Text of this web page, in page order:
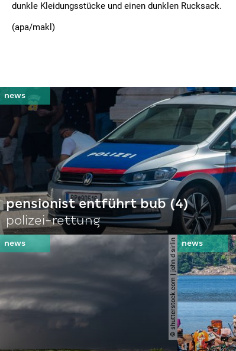
dunkle Kleidungsstücke und einen dunklen Rucksack.
(apa/makl)
pensionist entführt bub (4)
polizei-rettung
© shutterstock.com | john d sirlin